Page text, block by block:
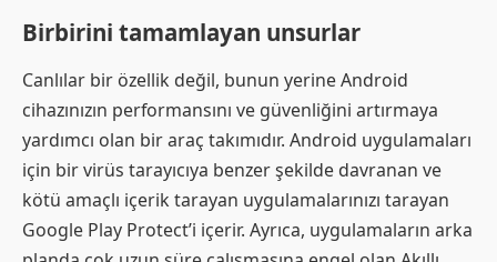
Birbirini tamamlayan unsurlar
Canlılar bir özellik değil, bunun yerine Android
cihazınızın performansını ve güvenliğini artırmaya
yardımcı olan bir araç takımıdır. Android uygulamaları
için bir virüs tarayıcıya benzer şekilde davranan ve
kötü amaçlı içerik tarayan uygulamalarınızı tarayan
Google Play Protect’i içerir. Ayrıca, uygulamaların arka